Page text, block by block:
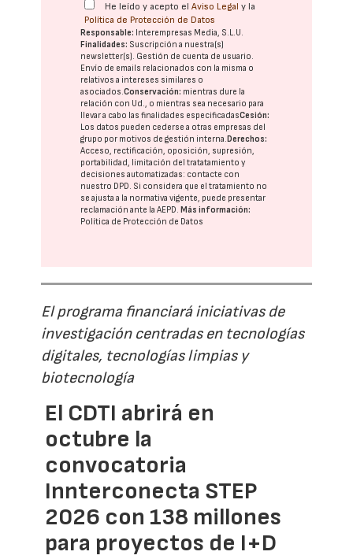
He leído y acepto elAviso Legal y la
Política de Protección de Datos
Responsable: Interempresas Media, S.L.U.
Finalidades: Suscripción a nuestra(s)
newsletter(s). Gestión de cuenta de usuario.
Envío de emails relacionados con la misma o
relativos a intereses similares o
asociados.Conservación: mientras dure la
relación con Ud., o mientras sea necesario para
llevar a cabo las finalidades especificadasCesión:
Los datos pueden cederse a otras empresas del
grupo por motivos de gestión interna. Derechos:
Acceso, rectificación, oposición, supresión,
portabilidad, limitación del tratatamiento y
decisiones automatizadas: contacte con
nuestro DPD. Si considera que el tratamiento no
se ajusta a la normativa vigente, puede presentar
reclamación ante laAEPD. Más información:
Política de Protección de Datos
El programa financiará iniciativas de
investigación centradas en tecnologías
digitales, tecnologías limpias y
biotecnología
El CDTI abrirá en
octubre la
convocatoria
Innterconecta STEP
2026 con 138 millones
para proyectos de I+D